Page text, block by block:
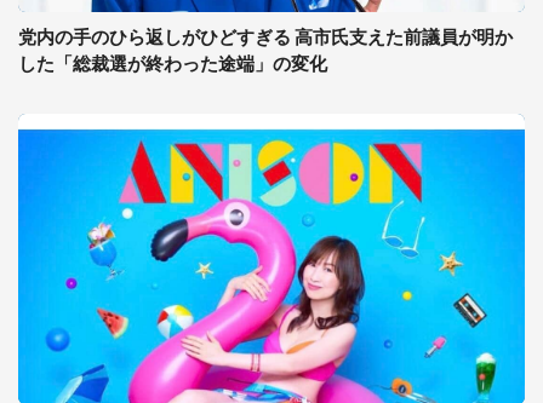
党内の手のひら返しがひどすぎる 高市氏支えた前議員が明か
した「総裁選が終わった途端」の変化